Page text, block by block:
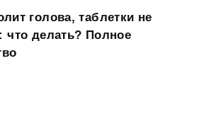
голова, таблетки не
что делать? Полное